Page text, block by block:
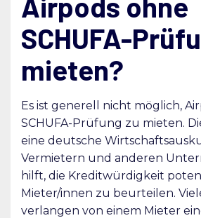
SCHUFA-
mieten?
Es ist generell nicht möglich,
SCHUFA-Prüfung zu mieten.
eine deutsche
Vermietern und anderen
hilft, die Kreditwürdigkeit
Mieter/innen zu beurteilen.
verlangen von einem Mieter